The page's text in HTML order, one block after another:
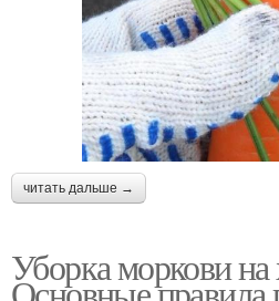
читать дальше →
Уборка моркови на